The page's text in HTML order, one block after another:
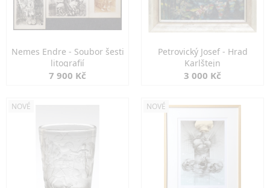
Nemes Endre - Soubor šesti
litografií
7 900 Kč
Petrovický Josef - Hrad
Karlštejn
3 000 Kč
NOVÉ NOVÉ